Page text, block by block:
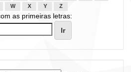
W X Y Z
as primeiras letras: